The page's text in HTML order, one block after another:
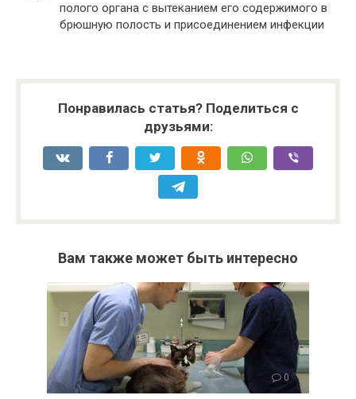
полого органа с вытеканием его содержимого в
брюшную полость и присоединением инфекции
Понравилась статья? Поделиться с
друзьями:
Вам также может быть интересно
0